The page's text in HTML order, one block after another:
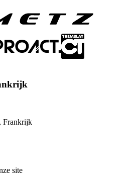
Frankrijk
site